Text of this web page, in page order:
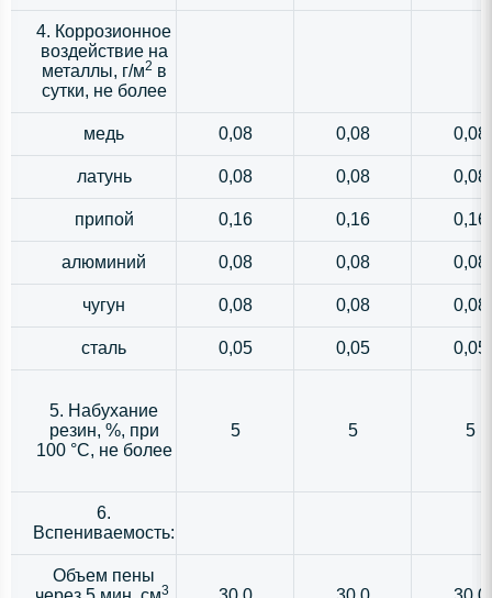
4. Коррозионное
воздействие на
металлы, г/м2 в
сутки, не более
медь 0,08 0,08 0,08
латунь 0,08 0,08 0,08
припой 0,16 0,16 0,16
алюминий 0,08 0,08 0,08
чугун 0,08 0,08 0,08
сталь 0,05 0,05 0,05
5. Набухание
резин, %, при
100 °С, не более
5 5 5
6.
Вспениваемость:
Объем пены
3